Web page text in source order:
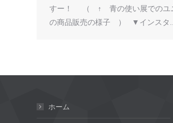
すー！ （ ↑ 青の使い展でのユ
の商品販売の様子 ） ▼インスタ
ホーム